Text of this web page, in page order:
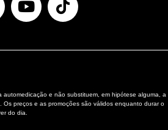
e não substituem, em hipótese alguma, a
preços e as promoções são válidos enquanto durar o
do dia.